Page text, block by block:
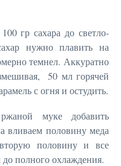
гр сахара до светло-
нужно плавить на
темнел. Аккуратно
50 мл горячей
с огня и остудить.
муке добавить
вливаем половину меда
половину и все
полного охлаждения.